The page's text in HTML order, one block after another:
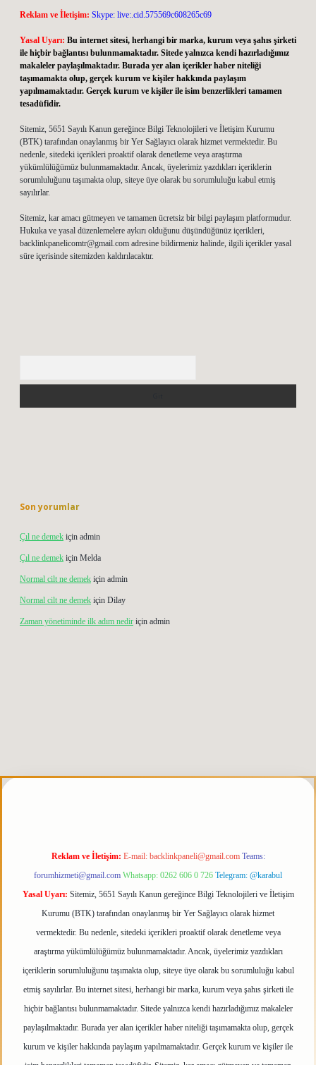
Reklam ve İletişim: Skype: live:.cid.575569c608265c69
Yasal Uyarı: Bu internet sitesi, herhangi bir marka, kurum veya şahıs şirketi
ile hiçbir bağlantısı bulunmamaktadır. Sitede yalnızca kendi hazırladığımız
makaleler paylaşılmaktadır. Burada yer alan içerikler haber niteliği
taşımamakta olup, gerçek kurum ve kişiler hakkında paylaşım
yapılmamaktadır. Gerçek kurum ve kişiler ile isim benzerlikleri tamamen
tesadüfidir.
Sitemiz, 5651 Sayılı Kanun gereğince Bilgi Teknolojileri ve İletişim Kurumu
(BTK) tarafından onaylanmış bir Yer Sağlayıcı olarak hizmet vermektedir. Bu
nedenle, sitedeki içerikleri proaktif olarak denetleme veya araştırma
yükümlülüğümüz bulunmamaktadır. Ancak, üyelerimiz yazdıkları içeriklerin
sorumluluğunu taşımakta olup, siteye üye olarak bu sorumluluğu kabul etmiş
sayılırlar.
Sitemiz, kar amacı gütmeyen ve tamamen ücretsiz bir bilgi paylaşım platformudur.
Hukuka ve yasal düzenlemelere aykırı olduğunu düşündüğünüz içerikleri,
backlinkpanelicomtr@gmail.com adresine bildirmeniz halinde, ilgili içerikler yasal
süre içerisinde sitemizden kaldırılacaktır.
Son yorumlar
Çıl ne demek için admin
Çıl ne demek için Melda
Normal cilt ne demek için admin
Normal cilt ne demek için Dilay
Zaman yönetiminde ilk adım nedir için admin
girişelexbett.nettulipbetgiris.org
Reklam ve İletişim: E-mail: backlinkpaneli@gmail.com Teams:
forumhizmeti@gmail.com Whatsapp: 0262 606 0 726 Telegram: @karabul
Yasal Uyarı: Sitemiz, 5651 Sayılı Kanun gereğince Bilgi Teknolojileri ve İletişim
Kurumu (BTK) tarafından onaylanmış bir Yer Sağlayıcı olarak hizmet
vermektedir. Bu nedenle, sitedeki içerikleri proaktif olarak denetleme veya
araştırma yükümlülüğümüz bulunmamaktadır. Ancak, üyelerimiz yazdıkları
içeriklerin sorumluluğunu taşımakta olup, siteye üye olarak bu sorumluluğu kabul
etmiş sayılırlar. Bu internet sitesi, herhangi bir marka, kurum veya şahıs şirketi ile
hiçbir bağlantısı bulunmamaktadır. Sitede yalnızca kendi hazırladığımız makaleler
paylaşılmaktadır. Burada yer alan içerikler haber niteliği taşımamakta olup, gerçek
kurum ve kişiler hakkında paylaşım yapılmamaktadır. Gerçek kurum ve kişiler ile